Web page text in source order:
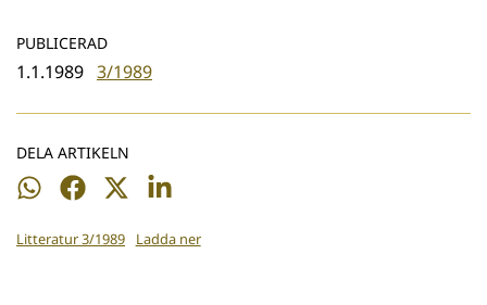
PUBLICERAD
1.1.1989 3/1989
DELA ARTIKELN
Dela
WhatsApp
Dela
Facebook
Dela
Twitter
Dela
LinkedIn
Litteratur 3/1989 Ladda ner